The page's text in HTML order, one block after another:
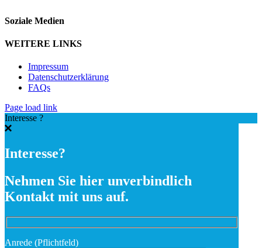
Soziale Medien
WEITERE LINKS
Impressum
Datenschutzerklärung
FAQs
Page load link
Interesse ?
Interesse?
Nehmen Sie hier unverbindlich
Kontakt mit uns auf.
Anrede (Pflichtfeld)